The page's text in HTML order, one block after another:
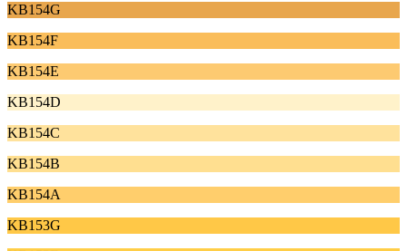
KB154G
KB154F
KB154E
KB154D
KB154C
KB154B
KB154A
KB153G